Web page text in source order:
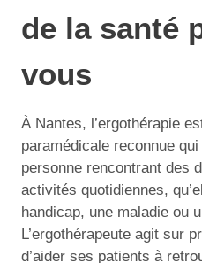
de la santé
vous
À Nantes, l’ergothérapie
paramédicale reconnue
personne rencontrant des
activités quotidiennes,
handicap, une maladie ou
L’ergothérapeute agit sur
d’aider ses patients à